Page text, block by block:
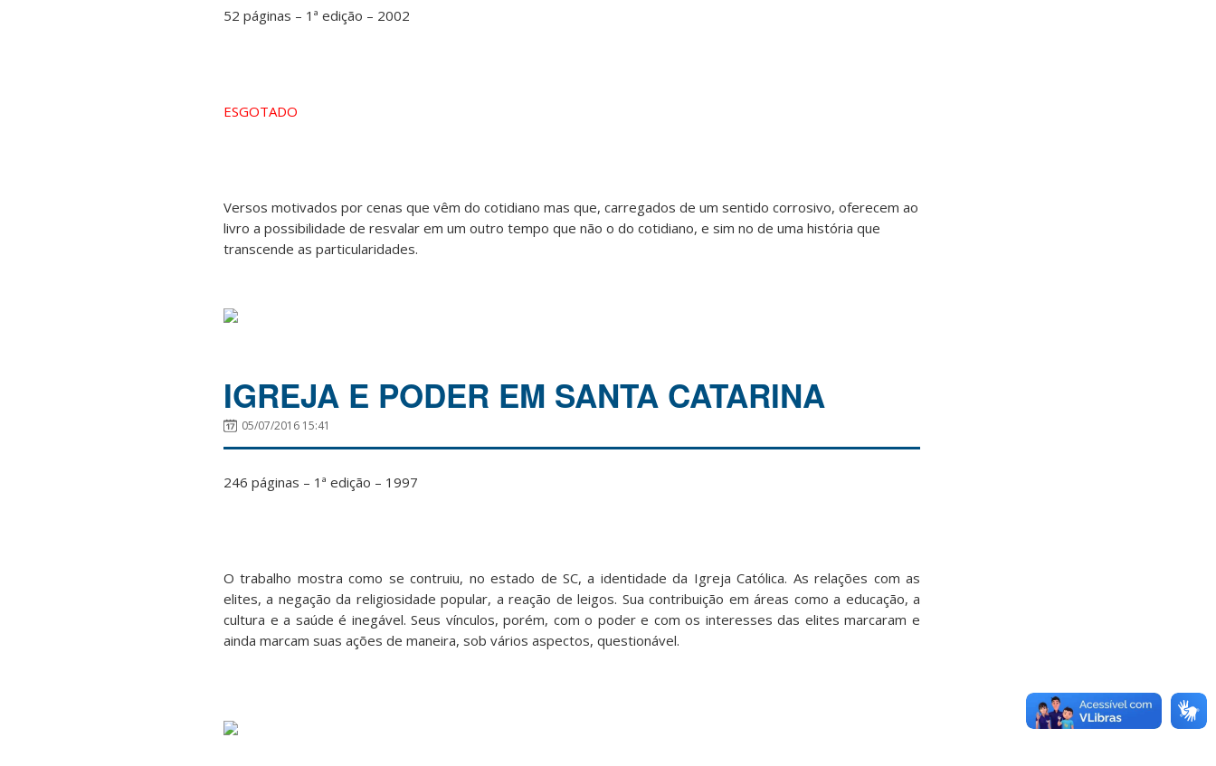
52 páginas – 1ª edição – 2002
ESGOTADO
Versos motivados por cenas que vêm do cotidiano mas que, carregados de um sentido corrosivo, oferecem ao
livro a possibilidade de resvalar em um outro tempo que não o do cotidiano, e sim no de uma história que
transcende as particularidades.
IGREJA E PODER EM SANTA CATARINA
05/07/2016 15:41
246 páginas – 1ª edição – 1997
O trabalho mostra como se contruiu, no estado de SC, a identidade da Igreja Católica. As relações com as
elites, a negação da religiosidade popular, a reação de leigos. Sua contribuição em áreas como a educação, a
cultura e a saúde é inegável. Seus vínculos, porém, com o poder e com os interesses das elites marcaram e
ainda marcam suas ações de maneira, sob vários aspectos, questionável.